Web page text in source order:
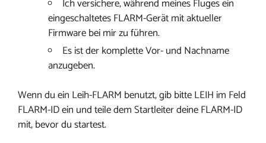
Ich versichere, während meines Fluges ein
eingeschaltetes FLARM-Gerät mit aktueller
Firmware bei mir zu führen.
Es ist der komplette Vor- und Nachname
anzugeben.
Wenn du ein Leih-FLARM benutzt, gib bitte LEIH im Feld
FLARM-ID ein und teile dem Startleiter deine FLARM-ID
mit, bevor du startest.